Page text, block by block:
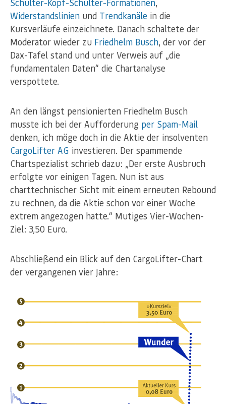
Schulter-Kopf-Schulter-Formationen,
Widerstandslinien und Trendkanäle in die
Kursverläufe einzeichnete. Danach schaltete der
Moderator wieder zu Friedhelm Busch, der vor der
Dax-Tafel stand und unter Verweis auf „die
fundamentalen Daten“ die Chartanalyse
verspottete.
An den längst pensionierten Friedhelm Busch
musste ich bei der Aufforderung per Spam-Mail
denken, ich möge doch in die Aktie der insolventen
CargoLifter AG investieren. Der spammende
Chartspezialist schrieb dazu: „Der erste Ausbruch
erfolgte vor einigen Tagen. Nun ist aus
charttechnischer Sicht mit einem erneuten Rebound
zu rechnen, da die Aktie schon vor einer Woche
extrem angezogen hatte.“ Mutiges Vier-Wochen-
Ziel: 3,50 Euro.
Abschließend ein Blick auf den CargoLifter-Chart
der vergangenen vier Jahre: